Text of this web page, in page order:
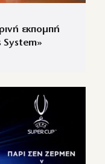
εκπομπή